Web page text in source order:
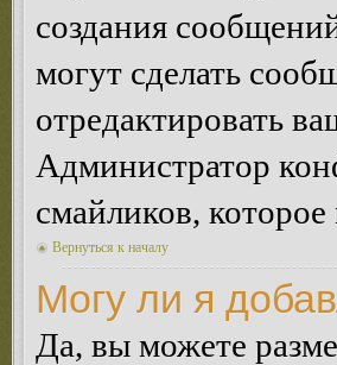
создания
могут сделать
отредактировать
Администратор
смайликов,
Вернуться к началу
Могу ли я
Да, вы можете